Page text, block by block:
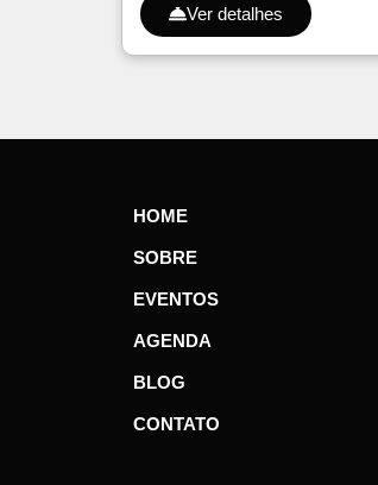
Ver detalhes
HOME
SOBRE
EVENTOS
AGENDA
BLOG
CONTATO